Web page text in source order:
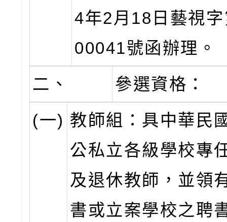
4年2月18日藝視
00041號函辦理。
二、
參選資格：
(一) 教師組：具中華民
公私立各級學校專
及退休教師，並領
書或立案學校之聘